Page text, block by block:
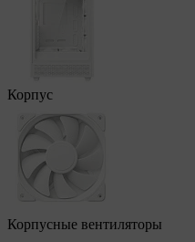
Корпус
Корпусные вентиляторы